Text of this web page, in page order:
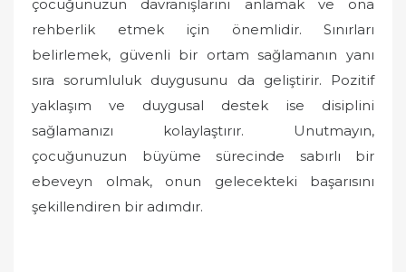
çocuğunuzun davranışlarını anlamak ve ona
rehberlik etmek için önemlidir. Sınırları
belirlemek, güvenli bir ortam sağlamanın yanı
sıra sorumluluk duygusunu da geliştirir. Pozitif
yaklaşım ve duygusal destek ise disiplini
sağlamanızı kolaylaştırır. Unutmayın,
çocuğunuzun büyüme sürecinde sabırlı bir
ebeveyn olmak, onun gelecekteki başarısını
şekillendiren bir adımdır.